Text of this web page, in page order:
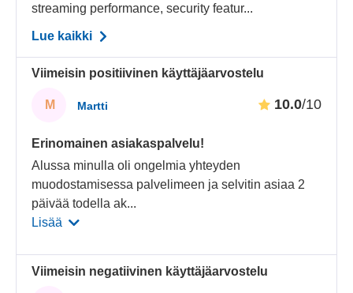
streaming performance, security featur...
Lue kaikki
Viimeisin positiivinen käyttäjäarvostelu
M Martti 10.0/10
Erinomainen asiakaspalvelu!
Alussa minulla oli ongelmia yhteyden
muodostamisessa palvelimeen ja selvitin asiaa 2
päivää todella ak...
Lisää
Viimeisin negatiivinen käyttäjäarvostelu